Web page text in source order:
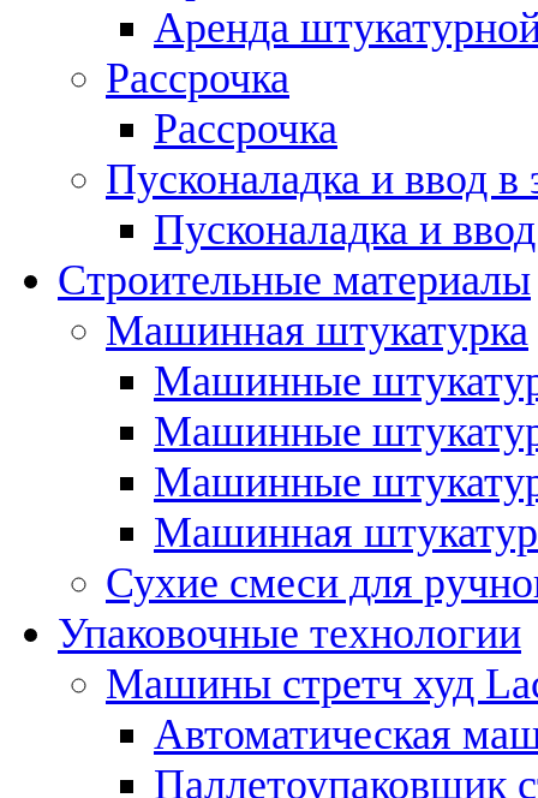
Аренда
Рассрочка
Рассрочка
Пусконаладка и ввод в
Пусконаладка и
Строительные материалы
Машинная штукатурка
Машинные
Машинные
Машинные
Машинная
Сухие смеси для
Упаковочные технологии
Машины стретч худ
Автоматическая
Паллетоупаковщик